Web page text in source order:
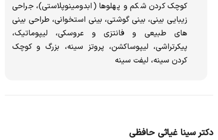
کوچک کردن شکم و پهلوها (ابدومینوپلاستی)، جراحی
زیبایی بینی، بینی گوشتی، بینی استخوانی، طراحی بینی
های طبیعی و فانتزی و عروسکی، لیپوماتیک،
پیکرتراشی، لیپوساکشن، پروتز سینه، بزرگ و کوچک
کردن سینه، لیفت سینه
دکتر سینا غیاثی حافظی